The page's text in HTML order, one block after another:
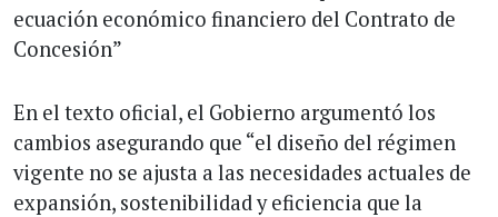
ecuación económico financiero del Contrato de
Concesión”
En el texto oficial, el Gobierno argumentó los
cambios asegurando que “el diseño del régimen
vigente no se ajusta a las necesidades actuales de
expansión, sostenibilidad y eficiencia que la